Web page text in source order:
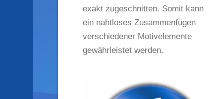
exakt zugeschnitten. Somit kann
ein nahtloses Zusammenfügen
verschiedener Motivelemente
gewährleistet werden.